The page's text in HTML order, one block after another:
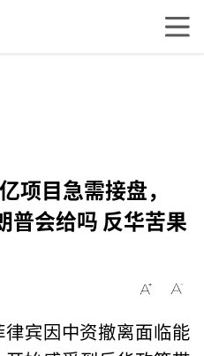
项目急需接盘，
普会给吗 反华苦果
宾因中资撤离面临能